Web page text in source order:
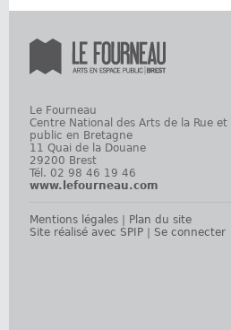
Le Fourneau
Centre National des Arts de la Rue et
public en Bretagne
11 Quai de la Douane
29200 Brest
Tél. 02 98 46 19 46
www.lefourneau.com
Mentions légales
Plan du site
Site réalisé avec SPIP
Se connecter